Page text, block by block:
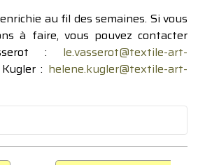
au fil des semaines. Si vous
à faire, vous pouvez contacter
: le.vasserot@textile-art-
: helene.kugler@textile-art-